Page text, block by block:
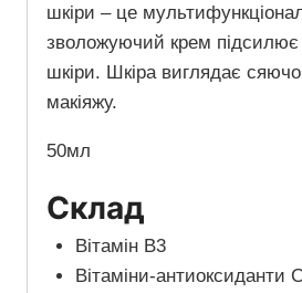
шкіри – це
зволожуючий крем
шкіри. Шкіра виглядає
макіяжу.
50мл
Склад
Вітамін В3
Вітаміни-антиоксиданти